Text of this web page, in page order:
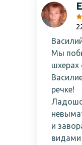
Мы
шхерах
речке!
и
видами